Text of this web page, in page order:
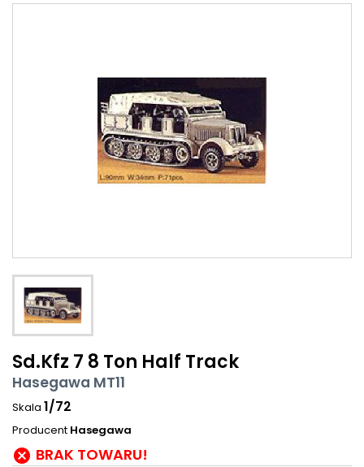
Sd.Kfz 7 8 Ton Half Track
Hasegawa MT11
Skala 1/72
Producent Hasegawa
 BRAK TOWARU!